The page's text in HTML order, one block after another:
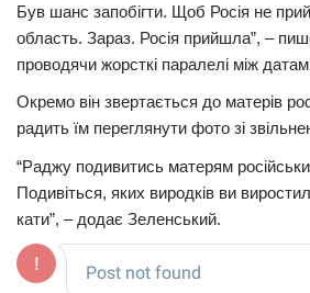
Був шанс запобігти. Щоб Росія не
область. Зараз. Росія прийшла”, –
проводячи жорсткі паралелі між
Окремо він звертається до матерів
радить їм переглянути фото зі
“Раджу подивитись матерям
Подивіться, яких виродків ви
кати”, – додає Зеленський.